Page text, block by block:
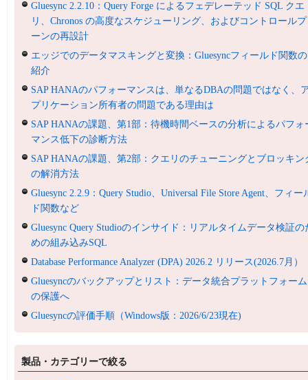
Gluesync 2.2.10：Query Forge によるフェデレーテッド SQL クエ
リ、Chronos の高度なスケジューリング、およびコントロール
ーンの再設計
エッジでのデータマスキングと変換：Gluesyncフィールド関数の
紹介
SAP HANAのパフォーマンスは、単なるDBAの問題ではなく、
プリケーション所有者の問題である理由は
SAP HANAの課題、第1部：待機時間ベースの分析によるパフォ
マンス低下の診断方法
SAP HANAの課題、第2部：クエリのチューニングとブロッキン
の解消方法
Gluesync 2.2.9：Query Studio、Universal File Store Agent、フィー
ド関数など
Gluesync Query Studioのインサイド：リアルタイムデータ検証の
めの組み込みSQL
Database Performance Analyzer (DPA) 2026.2 リリース(2026.7月）
Gluesyncのバックアップとリスト：データ統合プラットフォーム
の保護へ
Gluesyncの評価手順（Windows版：2026/6/23現在)
製品・カテゴリーで絞る